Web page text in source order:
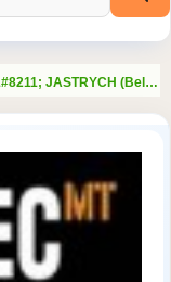
JASTRYCH (Belgia)